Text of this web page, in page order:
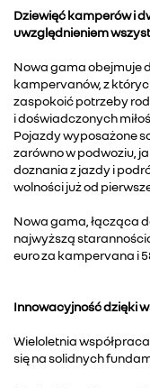
Dziewięć kamperów i
uwzględnieniem
Nowa gama obejmuje
kampervanów, z
zaspokoić potrzeby
i doświadczonych
Pojazdy wyposażone
zarówno w podwoziu,
doznania z jazdy i
wolności już od
Nowa gama, łącząca
najwyższą
euro za kampervana i
Innowacyjność dzięki
Wieloletnia
się na solidnych